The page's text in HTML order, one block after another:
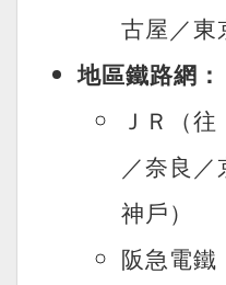
古屋／東
地區鐵路網：
ＪＲ（
／奈良
神戶）
阪急電鐵